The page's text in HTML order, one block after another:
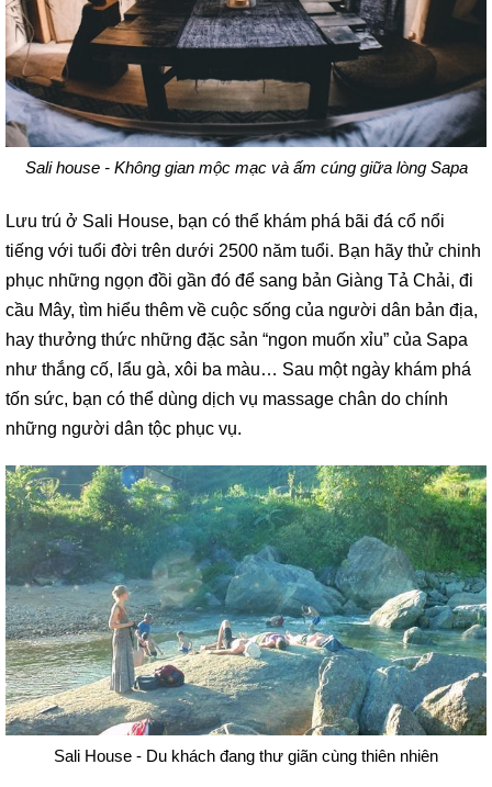
Sali house - Không gian mộc mạc và ấm cúng giữa lòng Sapa
Lưu trú ở Sali House, bạn có thể khám phá bãi đá cổ nổi
tiếng với tuổi đời trên dưới 2500 năm tuổi. Bạn hãy thử chinh
phục những ngọn đồi gần đó để sang bản Giàng Tả Chải, đi
cầu Mây, tìm hiểu thêm về cuộc sống của người dân bản địa,
hay thưởng thức những đặc sản “ngon muốn xỉu” của Sapa
như thắng cố, lẩu gà, xôi ba màu… Sau một ngày khám phá
tốn sức, bạn có thể dùng dịch vụ massage chân do chính
những người dân tộc phục vụ.
Sali House - Du khách đang thư giãn cùng thiên nhiên